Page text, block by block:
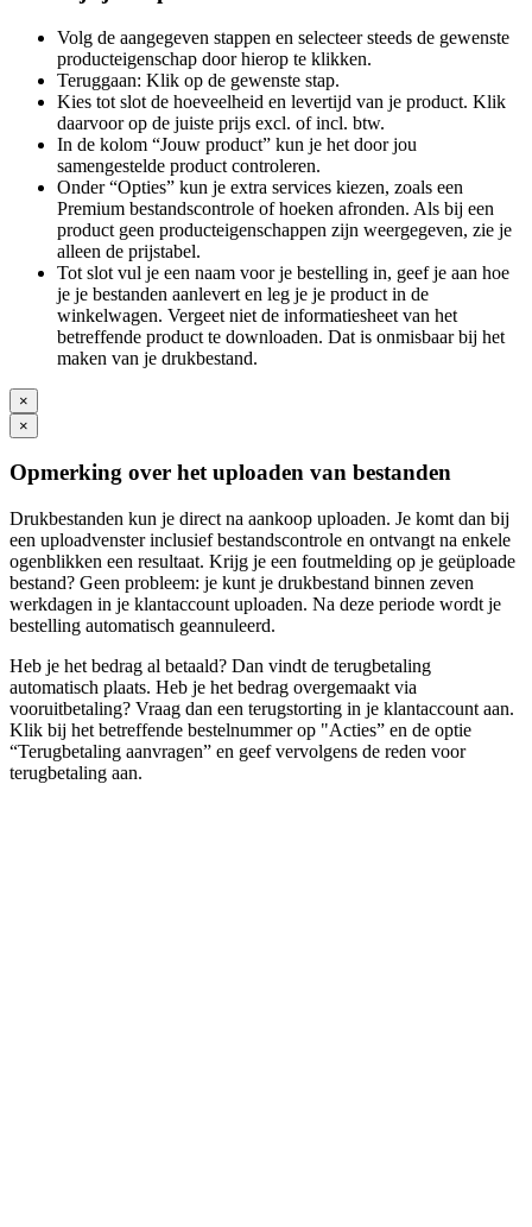
Volg de aangegeven stappen en selecteer steeds de gewenste
producteigenschap door hierop te klikken.
Teruggaan: Klik op de gewenste stap.
Kies tot slot de hoeveelheid en levertijd van je product. Klik
daarvoor op de juiste prijs excl. of incl. btw.
In de kolom “Jouw product” kun je het door jou
samengestelde product controleren.
Onder “Opties” kun je extra services kiezen, zoals een
Premium bestandscontrole of hoeken afronden. Als bij een
product geen producteigenschappen zijn weergegeven, zie je
alleen de prijstabel.
Tot slot vul je een naam voor je bestelling in, geef je aan hoe
je je bestanden aanlevert en leg je je product in de
winkelwagen. Vergeet niet de informatiesheet van het
betreffende product te downloaden. Dat is onmisbaar bij het
maken van je drukbestand.
×
×
Opmerking over het uploaden van bestanden
Drukbestanden kun je direct na aankoop uploaden. Je komt dan bij
een uploadvenster inclusief bestandscontrole en ontvangt na enkele
ogenblikken een resultaat. Krijg je een foutmelding op je geüploade
bestand? Geen probleem: je kunt je drukbestand binnen zeven
werkdagen in je klantaccount uploaden. Na deze periode wordt je
bestelling automatisch geannuleerd.
Heb je het bedrag al betaald? Dan vindt de terugbetaling
automatisch plaats. Heb je het bedrag overgemaakt via
vooruitbetaling? Vraag dan een terugstorting in je klantaccount aan.
Klik bij het betreffende bestelnummer op "Acties” en de optie
“Terugbetaling aanvragen” en geef vervolgens de reden voor
terugbetaling aan.